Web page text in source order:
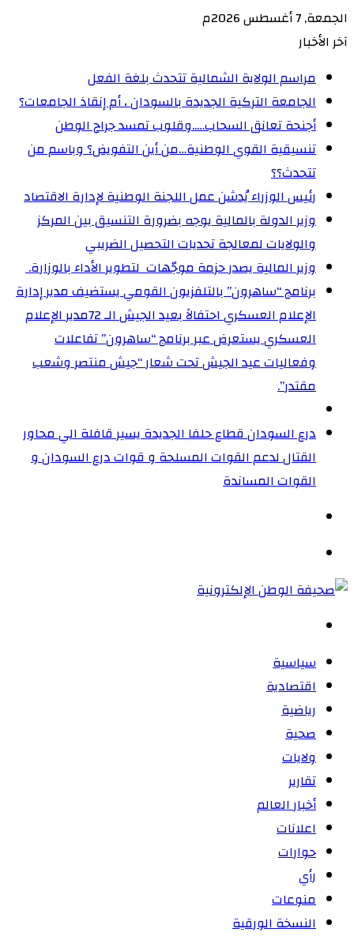
الجمعة, 7 أغسطس 2026م
آخر الأخبار
مراسم الولاية الشمالية تتحدث بلغة الفعل
الجامعة التركية الجديدة بالسودان ، أم إنقاذ الجامعات؟
أجنحة تعانق السحاب…..وقلوب تمسد جراح الوطن
تنسيقية القوي الوطنية…من أين التفويض؟ وباسم من
تتحدث؟؟
رئيس الوزراء يُدشن عمل اللجنة الوطنية لإدارة الاقتصاد
وزير الدولة بالمالية يوجه بضرورة التنسيق بين المركز
والولايات لمعالجة تحديات التحصيل الضريبي‏
وزير المالية يصدر حزمة موجّهات لتطوير الأداء بالوزارة. ‏
برنامج “ساهرون” بالتلفزيون القومي يستضيف مدير إدارة
الإعلام العسكري احتفالاً بعيد الجيش الـ 72‏مدير الإعلام
العسكري يستعرض عبر برنامج “ساهرون” تفاعلات
وفعاليات عيد الجيش تحت شعار “جيش منتصر وشعب
مقتدر”.
درع السودان قطاع حلفا الجديدة يسير قافلة الي محاور
القتال لدعم القوات المسلحة و قوات درع السودان و
القوات المساندة
سياسية
اقتصادية
رياضية
صحية
ولايات
تقارير
أخبار العالم
اعلانات
حوارات
رأي
منوعات
النسخة الورقية